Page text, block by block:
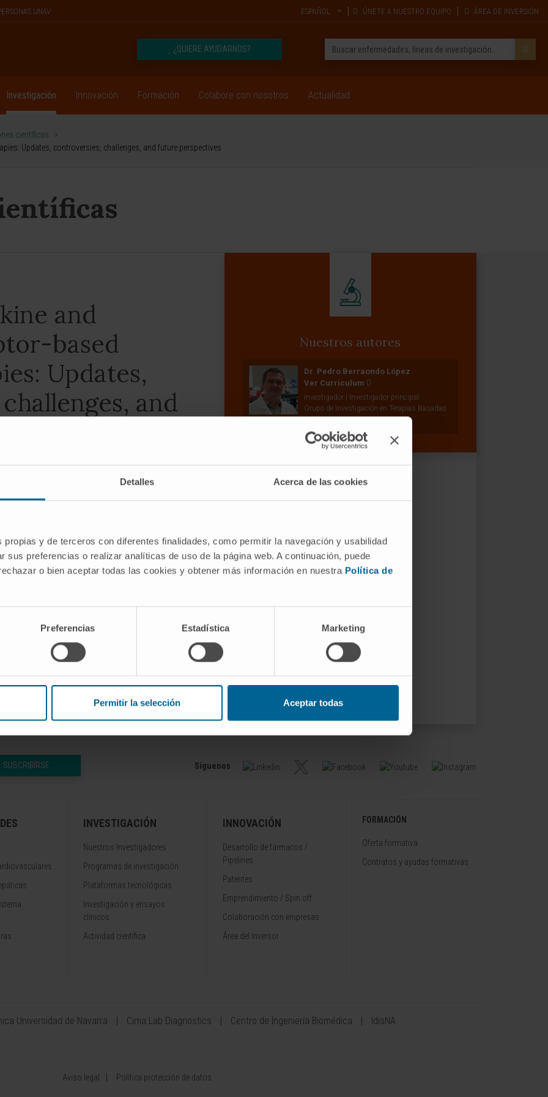
Detalles Acerca de las cookies
propias y de terceros con diferentes finalidades, como permitir la navegación y usabilidad
sus preferencias o realizar analíticas de uso de la página web. A continuación, puede
o bien aceptar todas las cookies y obtener más información en nuestra Política de
Preferencias Estadística Marketing
Permitir la selección Aceptar todas
UNAV ESPAÑOL ÚNETE A NUESTRO EQUIPO ÁREA DE INVERSIÓN
¿QUIERE AYUDARNOS?
Investigación Innovación Formación Colabore con nosotros Actualidad
científicas
>
Updates, controversies, challenges, and future perspectives
and
based
Updates,
and
3, Pedro Berraondo 5 6 7
2022 Jul 26:13:985326. doi:
2022.
Nuestros autores
Dr. Pedro Berraondo López
Ver Curriculum
Investigador | Investigador principal
Grupo de Investigación en Terapias Basadas
en Citoquinas
SUSCRIBIRSE Síguenos
INVESTIGACIÓN
Nuestros Investigadores
Programas de investigación
Plataformas tecnológicas
Investigación y ensayos
clínicos
Actividad científica
INNOVACIÓN
Desarrollo de fármacos /
Pipelines
Patentes
Emprendimiento / Spin off
Colaboración con empresas
Área del Inversor
FORMACIÓN
Oferta formativa
Contratos y ayudas formativas
Universidad de Navarra Cima Lab Diagnostics Centro de Ingeniería Biomédica IdisNA
Aviso legal Política protección de datos